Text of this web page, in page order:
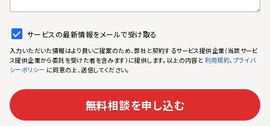
サービスの最新情報をメールで受け取る
入力いただいた情報はより良いご提案のため、弊社と契約するサービス提供企業（当該サービ
ス提供企業から委託を受けた者を含みます）に提供します。以上の内容と 利用規約、プライバ
シーポリシー に同意の上、送信してください。
無料相談を申し込む